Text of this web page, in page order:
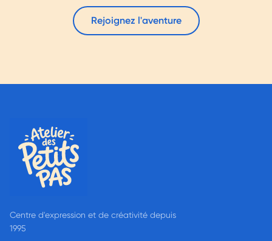
Rejoignez l'aventure
Centre d'expression et de créativité depuis
1995